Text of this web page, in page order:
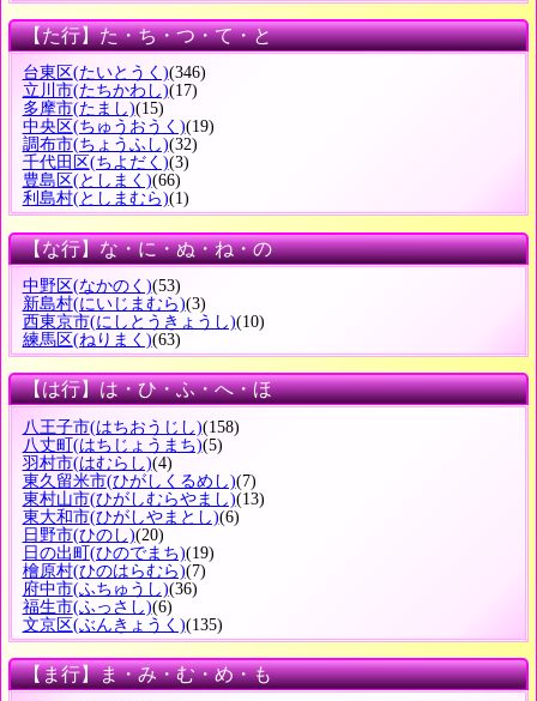
【た行】た・ち・つ・て・と
台東区(たいとうく)(346)
立川市(たちかわし)(17)
多摩市(たまし)(15)
中央区(ちゅうおうく)(19)
調布市(ちょうふし)(32)
千代田区(ちよだく)(3)
豊島区(としまく)(66)
利島村(としまむら)(1)
【な行】な・に・ぬ・ね・の
中野区(なかのく)(53)
新島村(にいじまむら)(3)
西東京市(にしとうきょうし)(10)
練馬区(ねりまく)(63)
【は行】は・ひ・ふ・へ・ほ
八王子市(はちおうじし)(158)
八丈町 (はちじょうまち)(5)
羽村市(はむらし)(4)
東久留米市(ひがしくるめし)(7)
東村山市(ひがしむらやまし)(13)
東大和市(ひがしやまとし)(6)
日野市(ひのし)(20)
日の出町 (ひのでまち)(19)
檜原村(ひのはらむら)(7)
府中市(ふちゅうし)(36)
福生市(ふっさし)(6)
文京区(ぶんきょうく)(135)
【ま行】ま・み・む・め・も